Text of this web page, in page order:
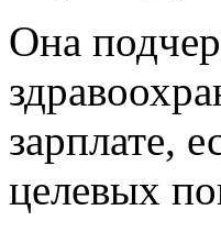
Она
зарплате,
целевых